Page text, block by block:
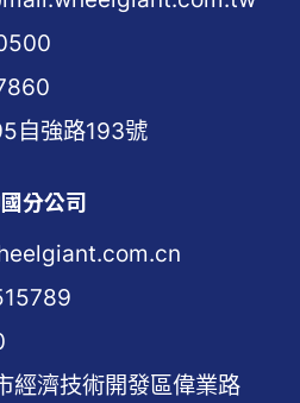
自強路193號
分公司
經濟技術開發區偉業路